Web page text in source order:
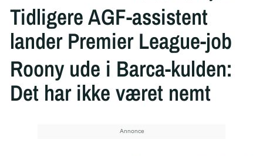
Tidligere AGF-assistent
lander Premier League-job
Roony ude i Barca-kulden:
Det har ikke været nemt